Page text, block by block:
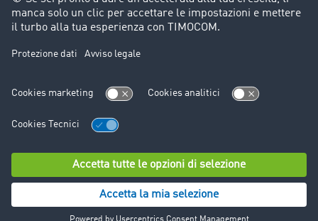
Trattamento dei dati
Cookie-Einstellungen
Assistenza
© TIMOCOM GmbH 2024. Tutti i diritti riservati